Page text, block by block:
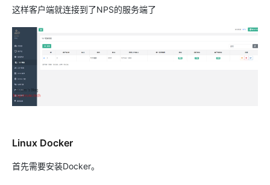
这样客户端就连接到了NPS的服务端了
Linux Docker
首先需要安装Docker。